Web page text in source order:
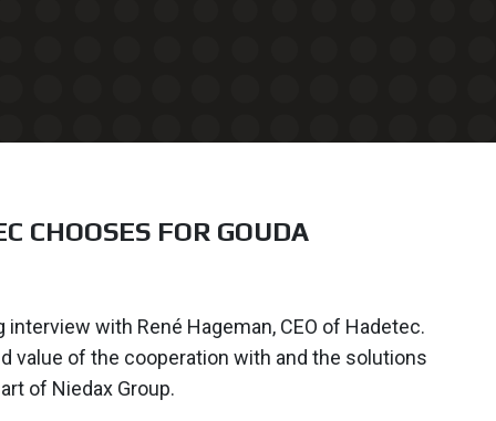
CHOOSES FOR GOUDA
with René Hageman, CEO of Hadetec.
value of the cooperation with and the solutions
of Niedax Group.